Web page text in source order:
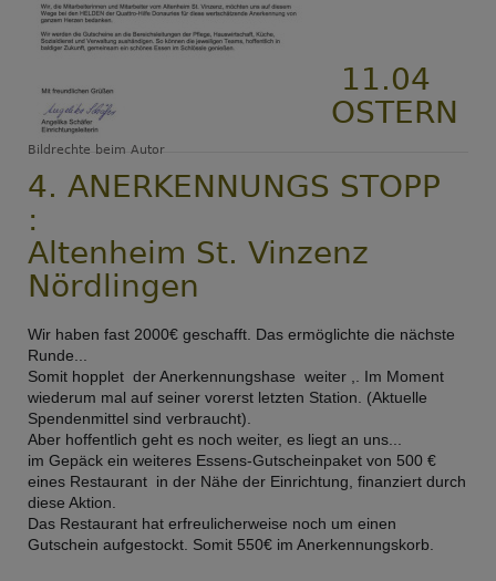
Bildrechte beim Autor
11.04
OSTERN
4. ANERKENNUNGS STOPP
:
Altenheim St. Vinzenz
Nördlingen
Wir haben fast 2000€ geschafft. Das ermöglichte die nächste
Runde...
Somit hopplet der Anerkennungshase weiter ,. Im Moment
wiederum mal auf seiner vorerst letzten Station. (Aktuelle
Spendenmittel sind verbraucht).
Aber hoffentlich geht es noch weiter, es liegt an uns...
im Gepäck ein weiteres Essens-Gutscheinpaket von 500 €
eines Restaurant in der Nähe der Einrichtung, finanziert durch
diese Aktion.
Das Restaurant hat erfreulicherweise noch um einen
Gutschein aufgestockt. Somit 550€ im Anerkennungskorb.